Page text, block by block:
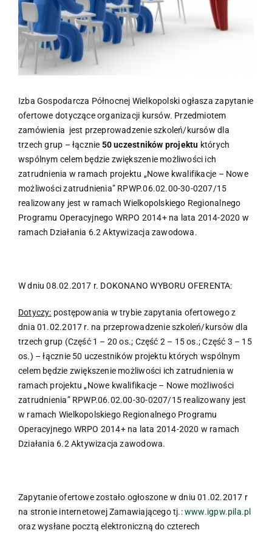
Izba Gospodarcza Północnej Wielkopolski ogłasza zapytanie
ofertowe dotyczące organizacji kursów. Przedmiotem
zamówienia jest przeprowadzenie szkoleń/kursów dla
trzech grup – łącznie 50 uczestników projektu których
wspólnym celem będzie zwiększenie możliwości ich
zatrudnienia w ramach projektu „Nowe kwalifikacje – Nowe
możliwości zatrudnienia” RPWP.06.02.00-30-0207/15
realizowany jest w ramach Wielkopolskiego Regionalnego
Programu Operacyjnego WRPO 2014+ na lata 2014-2020 w
ramach Działania 6.2 Aktywizacja zawodowa.
W dniu 08.02.2017 r. DOKONANO WYBORU OFERENTA:
Dotyczy: postępowania w trybie zapytania ofertowego z
dnia 01.02.2017 r. na przeprowadzenie szkoleń/kursów dla
trzech grup (Część 1 – 20 os.; Część 2 – 15 os.; Część 3 – 15
os.) – łącznie 50 uczestników projektu których wspólnym
celem będzie zwiększenie możliwości ich zatrudnienia w
ramach projektu „Nowe kwalifikacje – Nowe możliwości
zatrudnienia” RPWP.06.02.00-30-0207/15 realizowany jest
w ramach Wielkopolskiego Regionalnego Programu
Operacyjnego WRPO 2014+ na lata 2014-2020 w ramach
Działania 6.2 Aktywizacja zawodowa.
Zapytanie ofertowe zostało ogłoszone w dniu 01.02.2017 r
na stronie internetowej Zamawiającego tj.:www.igpw.pila.pl
oraz wysłane pocztą elektroniczną do czterech